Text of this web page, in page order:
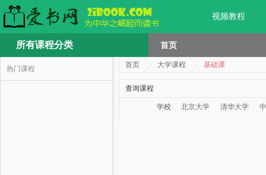
视频教程
所有课程分类 首页
热门课程 首页 大学课程 基础课
查询课程
学校: 北京大学 清华大学